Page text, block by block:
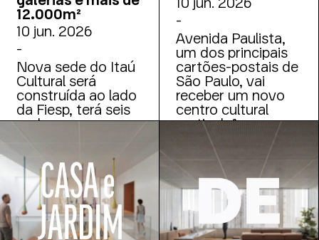
12.000m²
10 jun. 2026
-
Nova sede do Itaú
Cultural será
construída ao lado
da Fiesp, terá seis
andares
conclusão prevista
para 2031
-
Avenida Paulista,
um dos principais
cartões-postais de
São Paulo, vai
receber um novo
centro cultural
vertical. A
Fundação Itaú
anunciou a
construção da
nova sede do Itaú
Cultural em um dos
últimos terrenos
disponíveis na via,